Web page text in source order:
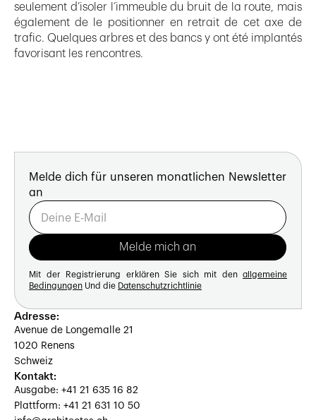
seulement d’isoler l’immeuble du bruit de la route, mais
également de le positionner en retrait de cet axe de
trafic. Quelques arbres et des bancs y ont été implantés
favorisant les rencontres.
Melde dich für unseren monatlichen Newsletter
an
Mit der Registrierung erklären Sie sich mit den allgemeine
Bedingungen Und die Datenschutzrichtlinie
Adresse:
Avenue de Longemalle 21
1020 Renens
Schweiz
Kontakt:
Ausgabe: +41 21 635 16 82
Plattform: +41 21 631 10 50